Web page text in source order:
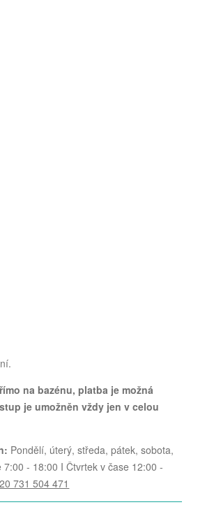
na bazénu, platba je možná
je umožněn vždy jen v celou
Pondělí, úterý, středa, pátek, sobota,
7:00 - 18:00 I Čtvrtek v čase 12:00 -
731 504 471